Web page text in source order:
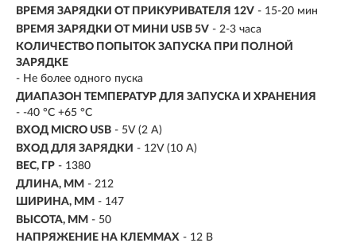
ВРЕМЯ ЗАРЯДКИ ОТ ПРИКУРИВАТЕЛЯ 12V - 15-20 мин
ВРЕМЯ ЗАРЯДКИ ОТ МИНИ USB 5V - 2-3 часа
КОЛИЧЕСТВО ПОПЫТОК ЗАПУСКА ПРИ ПОЛНОЙ
ЗАРЯДКЕ
- Не более одного пуска
ДИАПАЗОН ТЕМПЕРАТУР ДЛЯ ЗАПУСКА И ХРАНЕНИЯ
- -40 °C +65 °C
ВХОД MICRO USB - 5V (2 А)
ВХОД ДЛЯ ЗАРЯДКИ - 12V (10 А)
ВЕС, ГР - 1380
ДЛИНА, ММ - 212
ШИРИНА, ММ - 147
ВЫСОТА, ММ - 50
НАПРЯЖЕНИЕ НА КЛЕММАХ - 12 В